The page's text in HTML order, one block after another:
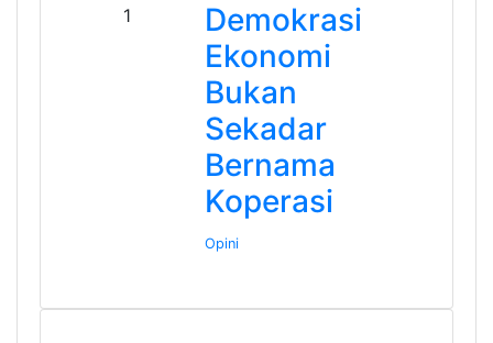
1
Demokrasi
Ekonomi
Bukan
Sekadar
Bernama
Koperasi
Opini